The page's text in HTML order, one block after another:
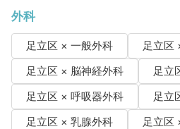
外科
足立区 × 一般外科
足立区
足立区 × 脳神経外科
足立
足立区 × 呼吸器外科
足立
足立区 × 乳腺外科
足立区